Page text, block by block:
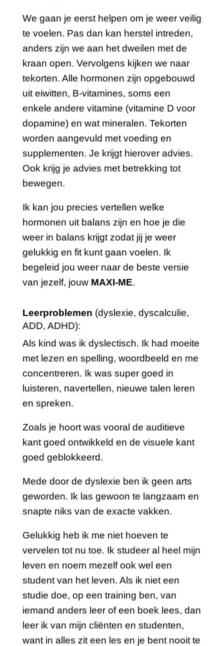
We gaan je eerst helpen om je weer veilig
te voelen. Pas dan kan herstel intreden,
anders zijn we aan het dweilen met de
kraan open. Vervolgens kijken we naar
tekorten. Alle hormonen zijn opgebouwd
uit eiwitten, B-vitamines, soms een
enkele andere vitamine (vitamine D voor
dopamine) en wat mineralen. Tekorten
worden aangevuld met voeding en
supplementen. Je krijgt hierover advies.
Ook krijg je advies met betrekking tot
bewegen.
Ik kan jou precies vertellen welke
hormonen uit balans zijn en hoe je die
weer in balans krijgt zodat jij je weer
gelukkig en fit kunt gaan voelen. Ik
begeleid jou weer naar de beste versie
van jezelf, jouw MAXI-ME.
Leerproblemen (dyslexie, dyscalculie,
ADD, ADHD):
Als kind was ik dyslectisch. Ik had moeite
met lezen en spelling, woordbeeld en me
concentreren. Ik was super goed in
luisteren, navertellen, nieuwe talen leren
en spreken.
Zoals je hoort was vooral de auditieve
kant goed ontwikkeld en de visuele kant
goed geblokkeerd.
Mede door de dyslexie ben ik geen arts
geworden. Ik las gewoon te langzaam en
snapte niks van de exacte vakken.
Gelukkig heb ik me niet hoeven te
vervelen tot nu toe. Ik studeer al heel mijn
leven en noem mezelf ook wel een
student van het leven. Als ik niet een
studie doe, op een training ben, van
iemand anders leer of een boek lees, dan
leer ik van mijn cliënten en studenten,
want in alles zit een les en je bent nooit te